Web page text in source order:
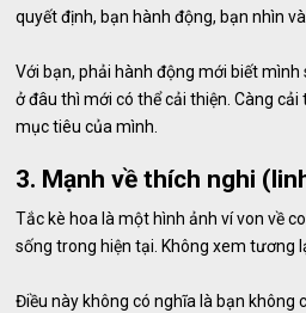
quyết định, bạn hành động, bạn nhìn
Với bạn, phải hành động mới biết mình
ở đâu thì mới có thể cải thiện. Càng cải
mục tiêu của mình.
3. Mạnh về thích nghi
Tắc kè hoa là một hình ảnh ví von về
sống trong hiện tại. Không xem tương
Điều này không có nghĩa là bạn không